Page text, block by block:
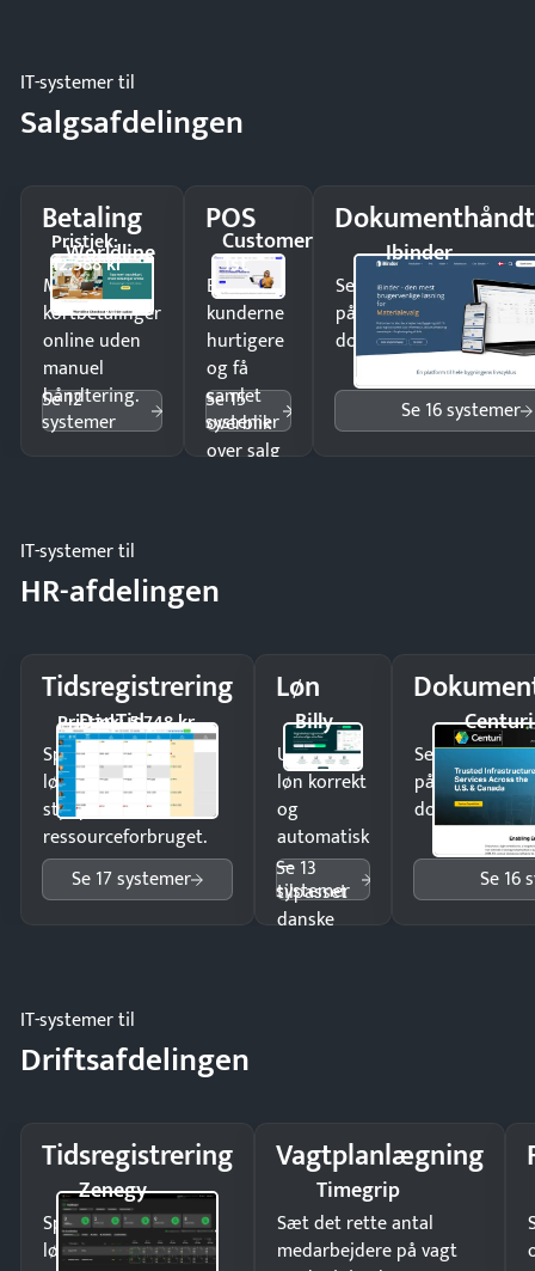
IT-systemer til
Salgsafdelingen
Betaling
Worldline
Pristjek:
12.588 kr
Modtag
kortbetalinger
online uden
manuel
håndtering.
Se 12
systemer
POS
Customer
1st
Ekspedér
kunderne
hurtigere
og få
samlet
overblik
over salg
Se 15
systemer
Ibinder
Send kontrakter til
på minutter og mist
dokumenter.
Se 16 systemer
IT-systemer til
HR-afdelingen
Tidsregistrering
DanTid
Pristjek: 5.748 kr
Spar tid på
lønberegning og få
styr på
ressourceforbruget.
Se 17 systemer
Løn
Billy
Udbetal
løn korrekt
og
automatisk
—
tilpasset
danske
Se 13
systemer
Centuri
Send
på minutter
dokumenter.
Se 16
IT-systemer til
Driftsafdelingen
Tidsregistrering
Zenegy
Spar tid på
lønberegning og få
Vagtplanlægning
Timegrip
Sæt det rette antal
medarbejdere på vagt